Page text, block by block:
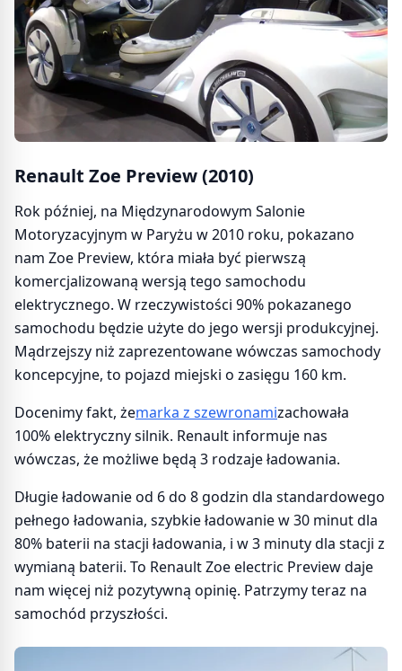
Renault Zoe Preview (2010)
Rok później, na Międzynarodowym Salonie
Motoryzacyjnym w Paryżu w 2010 roku, pokazano
nam Zoe Preview, która miała być pierwszą
komercjalizowaną wersją tego samochodu
elektrycznego. W rzeczywistości 90% pokazanego
samochodu będzie użyte do jego wersji produkcyjnej.
Mądrzejszy niż zaprezentowane wówczas samochody
koncepcyjne, to pojazd miejski o zasięgu 160 km.
Docenimy fakt, żemarka z szewronamizachowała
100% elektryczny silnik. Renault informuje nas
wówczas, że możliwe będą 3 rodzaje ładowania.
Długie ładowanie od 6 do 8 godzin dla standardowego
pełnego ładowania, szybkie ładowanie w 30 minut dla
80% baterii na stacji ładowania, i w 3 minuty dla stacji z
wymianą baterii. To Renault Zoe electric Preview daje
nam więcej niż pozytywną opinię. Patrzymy teraz na
samochód przyszłości.